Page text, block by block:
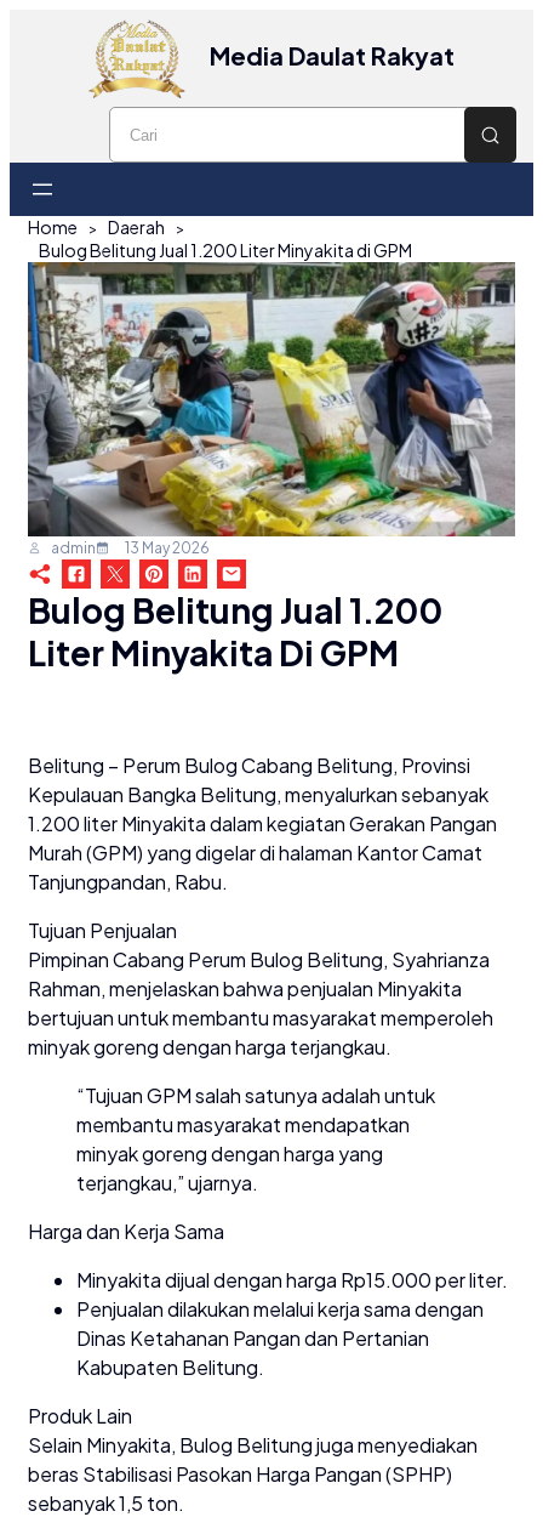
Media Daulat Rakyat
Home
Daerah
Bulog Belitung Jual 1.200 Liter Minyakita di GPM
admin 13 May 2026
Bulog Belitung Jual 1.200
Liter Minyakita Di GPM
Belitung – Perum Bulog Cabang Belitung, Provinsi
Kepulauan Bangka Belitung, menyalurkan sebanyak
1.200 liter Minyakita dalam kegiatan Gerakan Pangan
Murah (GPM) yang digelar di halaman Kantor Camat
Tanjungpandan, Rabu.
Tujuan Penjualan
Pimpinan Cabang Perum Bulog Belitung, Syahrianza
Rahman, menjelaskan bahwa penjualan Minyakita
bertujuan untuk membantu masyarakat memperoleh
minyak goreng dengan harga terjangkau.
“Tujuan GPM salah satunya adalah untuk
membantu masyarakat mendapatkan
minyak goreng dengan harga yang
terjangkau,” ujarnya.
Harga dan Kerja Sama
Minyakita dijual dengan harga Rp15.000 per liter.
Penjualan dilakukan melalui kerja sama dengan
Dinas Ketahanan Pangan dan Pertanian
Kabupaten Belitung.
Produk Lain
Selain Minyakita, Bulog Belitung juga menyediakan
beras Stabilisasi Pasokan Harga Pangan (SPHP)
sebanyak 1,5 ton.